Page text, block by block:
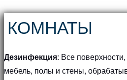
КОМНАТЫ
Дезинфекция: Все
мебель, полы и стены,